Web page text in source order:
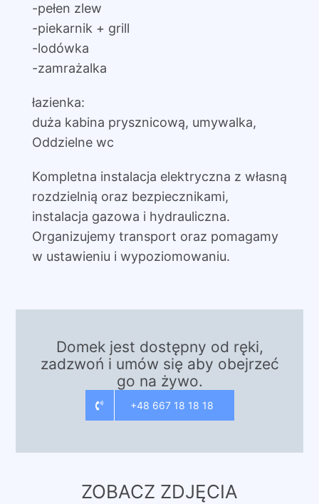
-pełen zlew
-piekarnik + grill
-lodówka
-zamrażalka
łazienka:
duża kabina prysznicową, umywalka,
Oddzielne wc
Kompletna instalacja elektryczna z własną
rozdzielnią oraz bezpiecznikami,
instalacja gazowa i hydrauliczna.
Organizujemy transport oraz pomagamy
w ustawieniu i wypoziomowaniu.
Domek jest dostępny od ręki,
zadzwoń i umów się aby obejrzeć
go na żywo.
+48 667 18 18 18
ZOBACZ ZDJĘCIA